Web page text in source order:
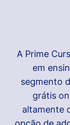
A Prime
em
segmento
grátis
altamente